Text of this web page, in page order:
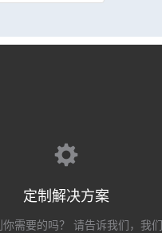
定制解决方案
你需要的吗？ 请告诉我们，我们